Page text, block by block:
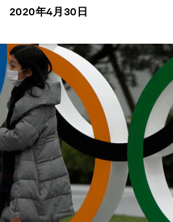
2020年4月30日